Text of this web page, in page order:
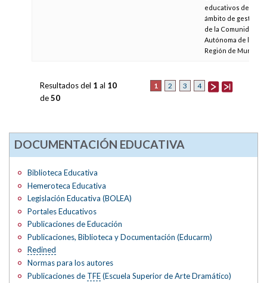
educativos del
ámbito de gestión
de la Comunidad
Autónoma de la
Región de Murcia
1 2 3 4
Resultados del 1 al 10
de50
DOCUMENTACIÓN EDUCATIVA
Biblioteca Educativa
Hemeroteca Educativa
Legislación Educativa (BOLEA)
Portales Educativos
Publicaciones de Educación
Publicaciones, Biblioteca y Documentación (Educarm)
Redined
Normas para los autores
Publicaciones de TFE(Escuela Superior de Arte Dramático)